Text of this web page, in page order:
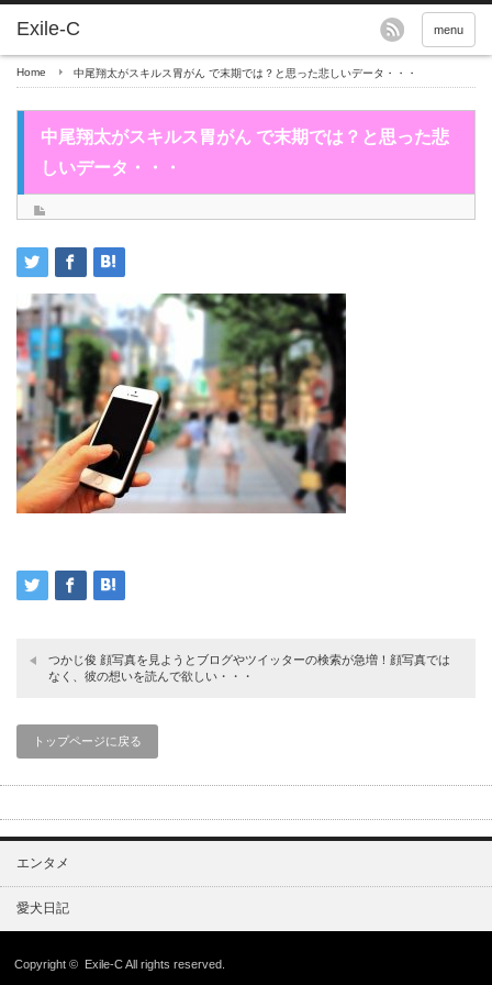
menu
Home 中尾翔太がスキルス胃がん で末期では？と思った悲しいデータ・・・
中尾翔太がスキルス胃がん で末期では？と思った悲
しいデータ・・・
つかじ俊 顔写真を見ようとブログやツイッターの検索が急増！顔写真では
なく、彼の想いを読んで欲しい・・・
トップページに戻る
エンタメ
愛犬日記
Copyright © Exile-CAll rights reserved.